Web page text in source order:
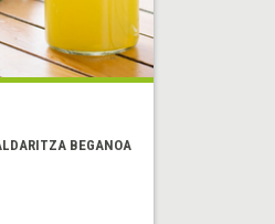
BEGANOA